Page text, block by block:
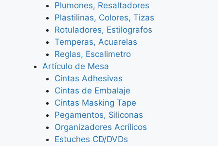
Plumones, Resaltadores
Plastilinas, Colores, Tizas
Rotuladores, Estilografos
Temperas, Acuarelas
Reglas, Escalimetro
Artículo de Mesa
Cintas Adhesivas
Cintas de Embalaje
Cintas Masking Tape
Pegamentos, Siliconas
Organizadores Acrílicos
Estuches CD/DVDs